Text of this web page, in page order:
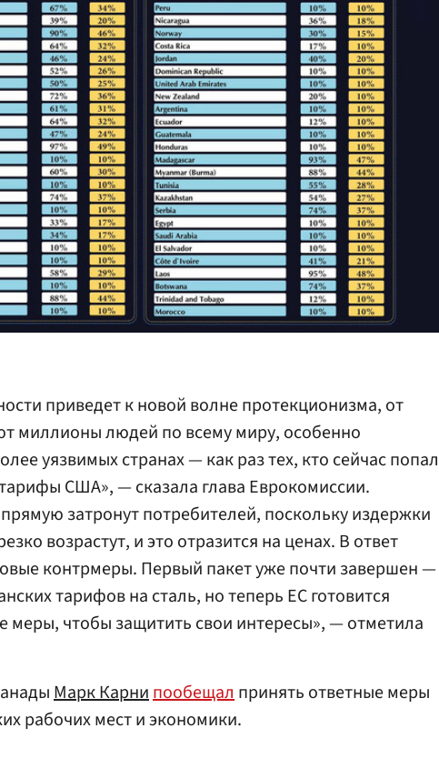
приведет к новой волне протекционизма, от
миллионы людей по всему миру, особенно
уязвимых странах — как раз тех, кто сейчас попал
США», — сказала глава Еврокомиссии.
затронут потребителей, поскольку издержки
возрастут, и это отразится на ценах. В ответ
контрмеры. Первый пакет уже почти завершен —
тарифов на сталь, но теперь ЕС готовится
меры, чтобы защитить свои интересы», — отметила
Марк Карнипообещалпринять ответные меры
рабочих мест и экономики.